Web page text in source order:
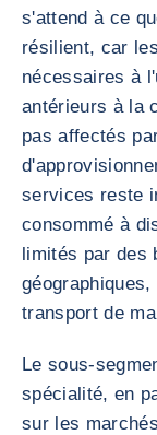
s'attend à ce
résilient, car
nécessaires à
antérieurs à la
pas affectés
services reste
consommé à
limités par des
transport de
Le sous-
spécialité, en
sur les